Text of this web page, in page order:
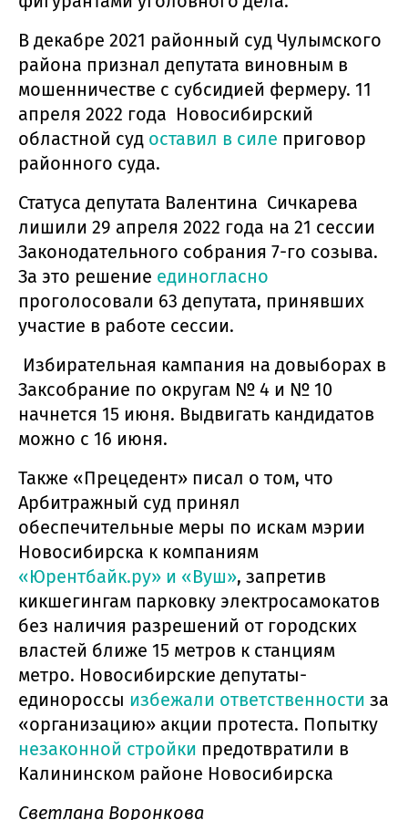
В декабре 2021 районный суд Чулымского
района признал депутата виновным в
мошенничестве с субсидией фермеру. 11
апреля 2022 года Новосибирский
областной суд оставил в силе приговор
районного суда.
Статуса депутата Валентина Сичкарева
лишили 29 апреля 2022 года на 21 сессии
Законодательного собрания 7-го созыва.
За это решение единогласно
проголосовали 63 депутата, принявших
участие в работе сессии.
Избирательная кампания на довыборах в
Заксобрание по округам № 4 и № 10
начнется 15 июня. Выдвигать кандидатов
можно с 16 июня.
Также «Прецедент» писал о том, что
Арбитражный суд принял
обеспечительные меры по искам мэрии
Новосибирска к компаниям
«Юрентбайк.ру» и «Вуш», запретив
кикшегингам парковку электросамокатов
без наличия разрешений от городских
властей ближе 15 метров к станциям
метро. Новосибирские депутаты-
единороссы избежали ответственности за
«организацию» акции протеста. Попытку
незаконной стройки предотвратили в
Калининском районе Новосибирска
Светлана Воронкова